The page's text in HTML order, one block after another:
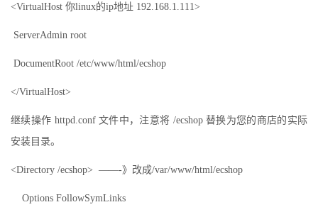
<VirtualHost 你linux的ip地址 192.168.1.111>
ServerAdmin root
DocumentRoot /etc/www/html/ecshop
</VirtualHost>
继续操作 httpd.conf 文件中，注意将 /ecshop 替换为您的商店的实际
安装目录。
<Directory /ecshop> ——-》改成/var/www/html/ecshop
Options FollowSymLinks